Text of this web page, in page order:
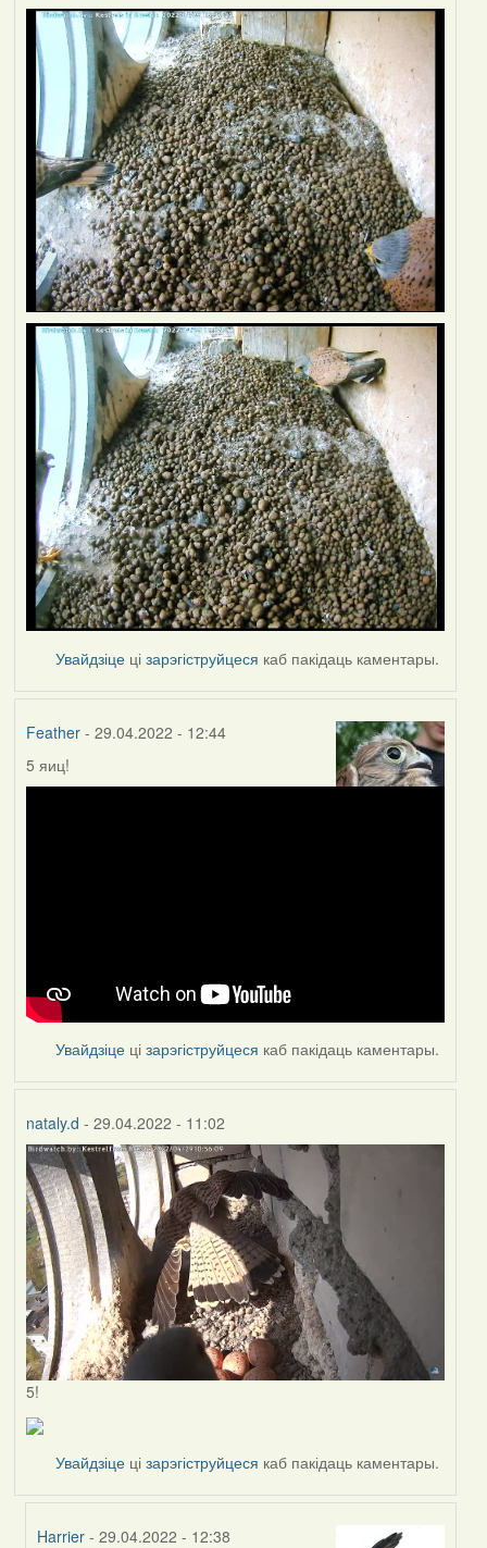
Увайдзіце цізарэгіструйцеся каб пакідаць каментары.
Feather- 29.04.2022 - 12:44
5 яиц!
Увайдзіце цізарэгіструйцеся каб пакідаць каментары.
nataly.d - 29.04.2022 - 11:02
5!
Увайдзіце цізарэгіструйцеся каб пакідаць каментары.
Harrier - 29.04.2022 - 12:38